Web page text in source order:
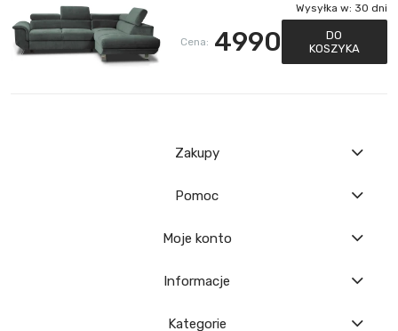
Wysyłka w: 30 dni
Cena: 4990
DO
KOSZYKA
Zakupy
Pomoc
Moje konto
Informacje
Kategorie